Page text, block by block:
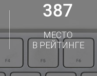
387
МЕСТО
В РЕЙТИНГЕ